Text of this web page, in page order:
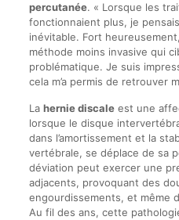
percutanée. « Lorsque les
fonctionnaient plus, je
inévitable. Fort
méthode moins invasive qui
problématique. Je suis
cela m’a permis de retrouver
La hernie discaleest une
lorsque le disque
dans l’amortissement et la
vertébrale, se déplace de sa
déviation peut exercer une
adjacents, provoquant des
engourdissements, et même
Au fil des ans, cette